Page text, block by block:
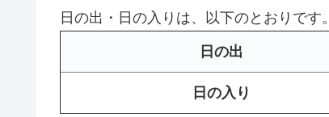
日の出・日の入りは、以下のとおりです。
日の出
日の入り